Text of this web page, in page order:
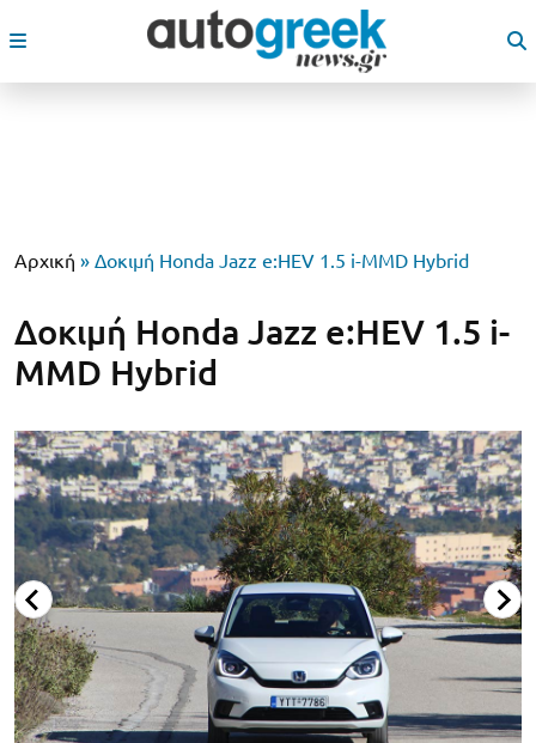
Αρχική » Δοκιμή Honda Jazz e:HEV 1.5 i-MMD Hybrid
Δοκιμή Honda Jazz e:HEV 1.5 i-
MMD Hybrid